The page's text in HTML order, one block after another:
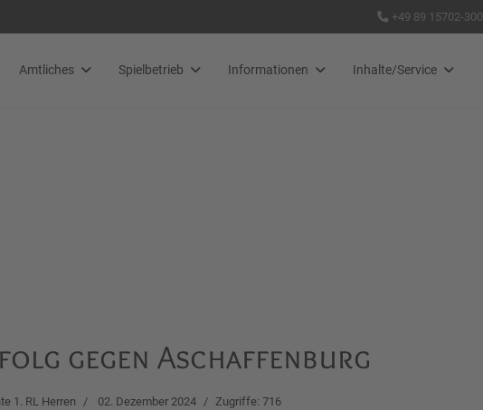
+49 89 15702-300
Amtliches Spielbetrieb Informationen Inhalte/Service
gegen Aschaffenburg
1. RL Herren 02. Dezember 2024 Zugriffe: 716